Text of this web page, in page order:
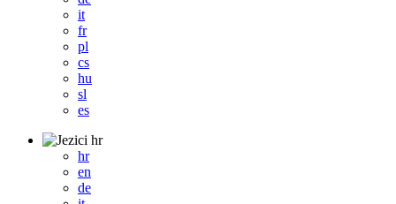
it
fr
pl
cs
hu
sl
es
hr
hr
en
de